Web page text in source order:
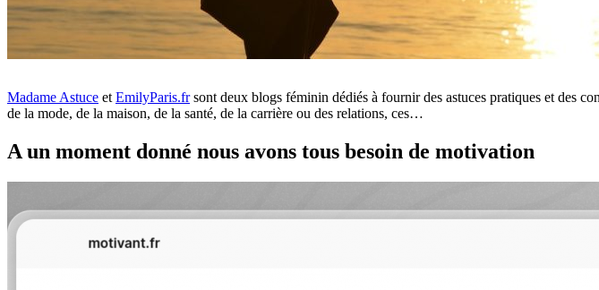
Madame Astuce etEmilyParis.frsont deux blogs féminin dédiés à fournir des astuces pratiques et des
de la mode, de la maison, de la santé, de la carrière ou des relations, ces…
A un moment donné nous avons tous besoin de motivation